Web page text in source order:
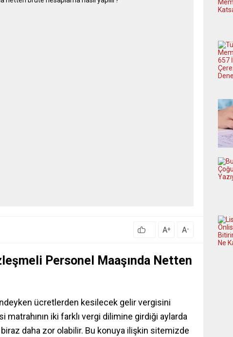
A+ A-
Personel Maaşında Netten
ücretlerden kesilecek gelir vergisini
iki farklı vergi dilimine girdiği aylarda
daha zor olabilir. Bu konuya ilişkin sitemizde